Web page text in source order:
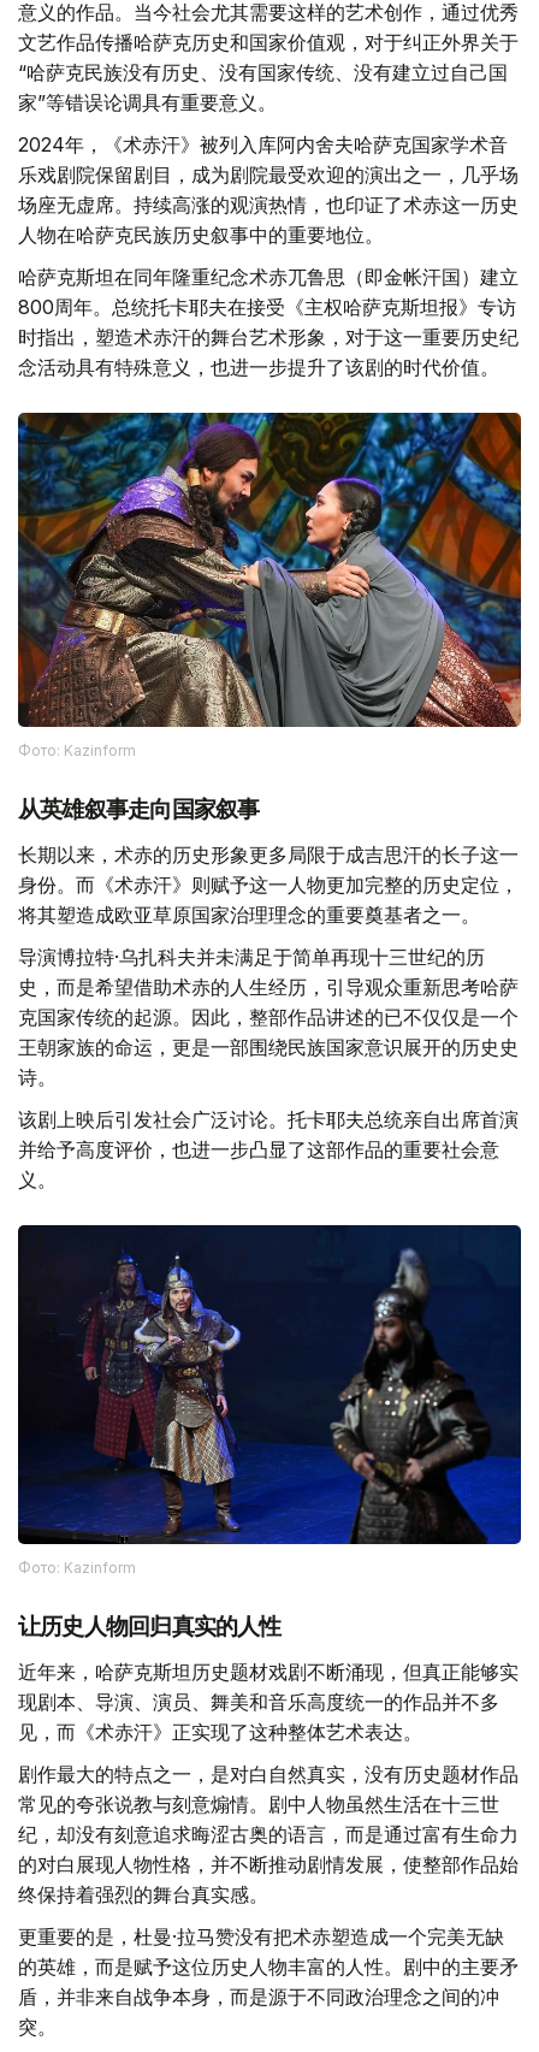
意义的作品。当今社会尤其需要这样的艺术创作，通过优秀
文艺作品传播哈萨克历史和国家价值观，对于纠正外界关于
“哈萨克民族没有历史、没有国家传统、没有建立过自己国
家”等错误论调具有重要意义。
2024年，《术赤汗》被列入库阿内舍夫哈萨克国家学术音
乐戏剧院保留剧目，成为剧院最受欢迎的演出之一，几乎场
场座无虚席。持续高涨的观演热情，也印证了术赤这一历史
人物在哈萨克民族历史叙事中的重要地位。
哈萨克斯坦在同年隆重纪念术赤兀鲁思（即金帐汗国）建立
800周年。总统托卡耶夫在接受《主权哈萨克斯坦报》专访
时指出，塑造术赤汗的舞台艺术形象，对于这一重要历史纪
念活动具有特殊意义，也进一步提升了该剧的时代价值。
Фото: Kazinform
从英雄叙事走向国家叙事
长期以来，术赤的历史形象更多局限于成吉思汗的长子这一
身份。而《术赤汗》则赋予这一人物更加完整的历史定位，
将其塑造成欧亚草原国家治理理念的重要奠基者之一。
导演博拉特·乌扎科夫并未满足于简单再现十三世纪的历
史，而是希望借助术赤的人生经历，引导观众重新思考哈萨
克国家传统的起源。因此，整部作品讲述的已不仅仅是一个
王朝家族的命运，更是一部围绕民族国家意识展开的历史史
诗。
该剧上映后引发社会广泛讨论。托卡耶夫总统亲自出席首演
并给予高度评价，也进一步凸显了这部作品的重要社会意
义。
Фото: Kazinform
让历史人物回归真实的人性
近年来，哈萨克斯坦历史题材戏剧不断涌现，但真正能够实
现剧本、导演、演员、舞美和音乐高度统一的作品并不多
见，而《术赤汗》正实现了这种整体艺术表达。
剧作最大的特点之一，是对白自然真实，没有历史题材作品
常见的夸张说教与刻意煽情。剧中人物虽然生活在十三世
纪，却没有刻意追求晦涩古奥的语言，而是通过富有生命力
的对白展现人物性格，并不断推动剧情发展，使整部作品始
终保持着强烈的舞台真实感。
更重要的是，杜曼·拉马赞没有把术赤塑造成一个完美无缺
的英雄，而是赋予这位历史人物丰富的人性。剧中的主要矛
盾，并非来自战争本身，而是源于不同政治理念之间的冲
突。